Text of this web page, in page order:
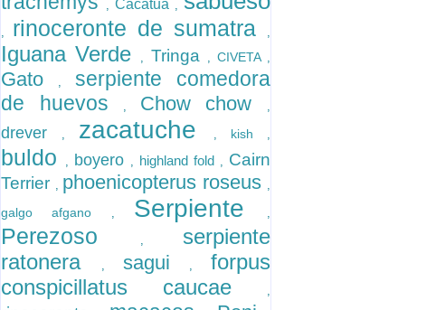
, Cacatua ,
, rinoceronte de sumatra ,
Iguana Verde , Tringa , CIVETA ,
Gato , serpiente comedora
de huevos
, Chow chow ,
drever , zacatuche , kish ,
buldo , boyero , highland fold , Cairn
Terrier , phoenicopterus roseus ,
galgo afgano , Serpiente ,
Perezoso , serpiente
ratonera
, sagui , forpus
conspicillatus caucae
,